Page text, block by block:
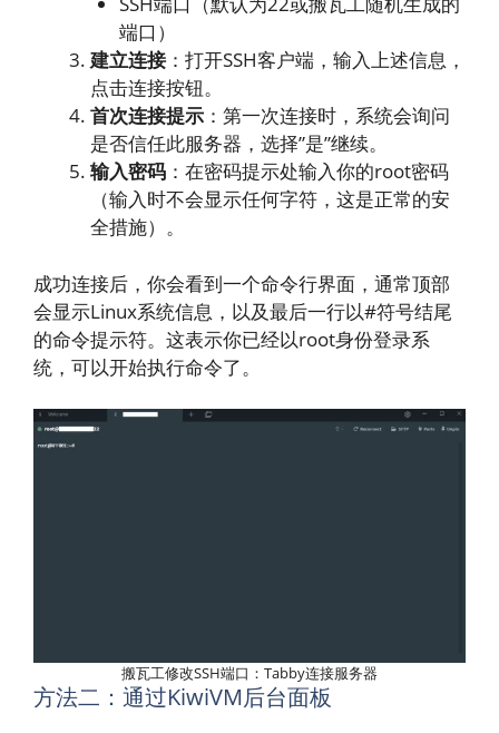
端口）
建立连接 ：打开SSH客户端，输入上述信息，
点击连接按钮。
首次连接提示 ：第一次连接时，系统会询问
是否信任此服务器，选择”是”继续。
输入密码 ：在密码提示处输入你的root密码
（输入时不会显示任何字符，这是正常的安
全措施）。
成功连接后，你会看到一个命令行界面，通常顶部
会显示Linux系统信息，以及最后一行以#符号结尾
的命令提示符。这表示你已经以root身份登录系
统，可以开始执行命令了。
搬瓦工修改SSH端口：Tabby连接服务器
方法二：通过KiwiVM后台面板